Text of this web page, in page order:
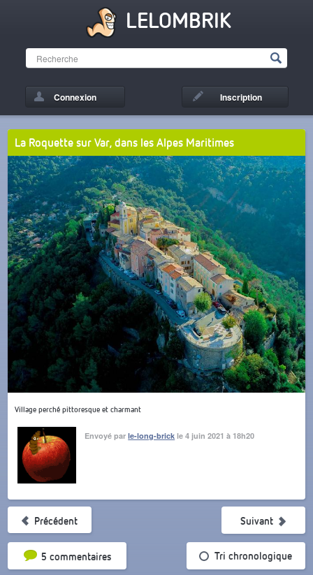
LELOMBRIK
Connexion Inscription
La Roquette sur Var, dans les Alpes Maritimes
Village perché pittoresque et charmant
Envoyé parle-long-brick le 4 juin 2021 à 18h20
Précédent
5 commentairesTri par popularité Tri chronologique
Suivant